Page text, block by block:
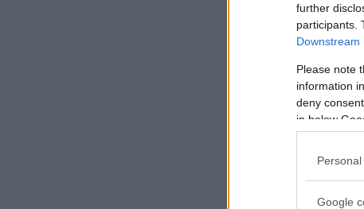
further
participants.
Downstream
Please note
information
deny
in below
Google